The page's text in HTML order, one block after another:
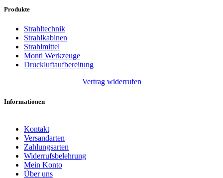
Produkte
Strahltechnik
Strahlkabinen
Strahlmittel
Monti Werkzeuge
Druckluftaufbereitung
Vertrag widerrufen
Informationen
Kontakt
Versandarten
Zahlungsarten
Widerrufsbelehrung
Mein Konto
Über uns